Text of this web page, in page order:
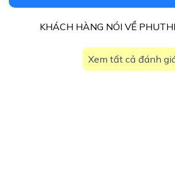
KHÁCH HÀNG NÓI VỀ
Xem tất cả đánh